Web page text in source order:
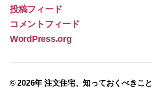
投稿フィード
コメントフィード
WordPress.org
© 2026年 注文住宅、知っておくべきこと